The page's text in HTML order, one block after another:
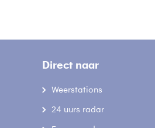
Direct naar
Weerstations
24 uurs radar